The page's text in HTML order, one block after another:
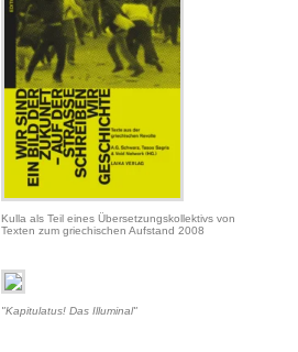
Kulla als Teil eines Übersetzungskollektivs von
Texten zum griechischen Aufstand 2008
"Kapitulatus! Das Illuminal"